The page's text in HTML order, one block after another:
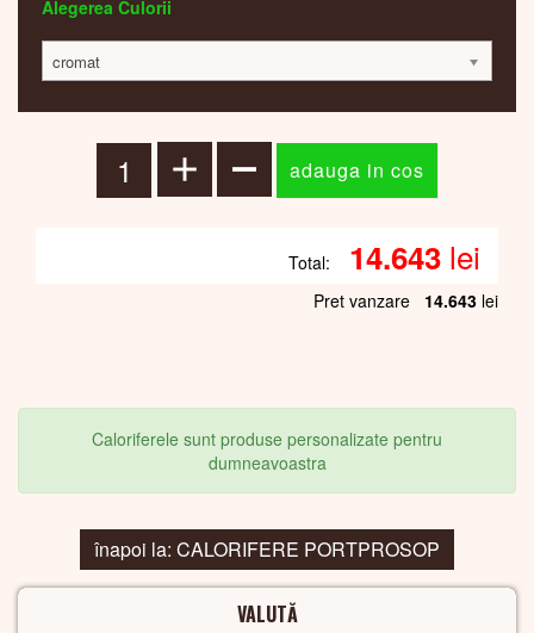
Alegerea Culorii
cromat
Total: 14.643 lei
Pret vanzare 14.643 lei
Caloriferele sunt produse personalizate pentru
dumneavoastra
înapoi la: CALORIFERE PORTPROSOP
VALUTĂ